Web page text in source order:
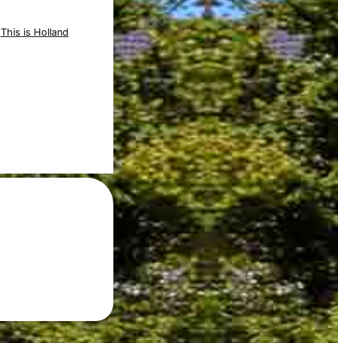
This is Holland